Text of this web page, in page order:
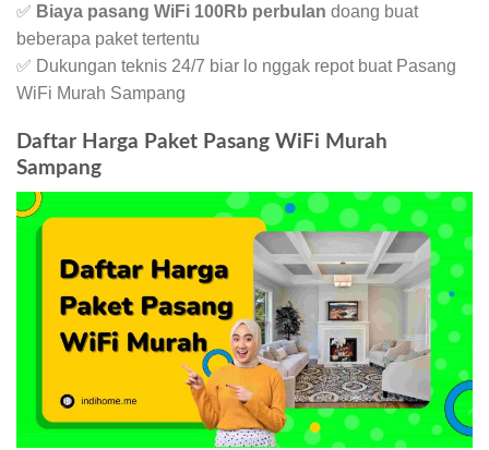
✅ Biaya pasang WiFi 100Rb perbulan doang buat
beberapa paket tertentu
✅ Dukungan teknis 24/7 biar lo nggak repot buat Pasang
WiFi Murah Sampang
Daftar Harga Paket Pasang WiFi Murah
Sampang